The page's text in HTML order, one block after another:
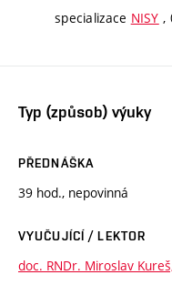
specializace NISY ,
Typ (způsob) výuky
PŘEDNÁŠKA
39 hod., nepovinná
VYUČUJÍCÍ / LEKTOR
doc. RNDr. Miroslav